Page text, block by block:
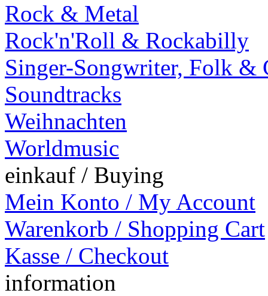
Rock & Metal
Rock'n'Roll & Rockabilly
Singer-Songwriter, Folk &
Soundtracks
Weihnachten
Worldmusic
einkauf / Buying
Mein Konto / My Account
Warenkorb / Shopping Cart
Kasse / Checkout
information